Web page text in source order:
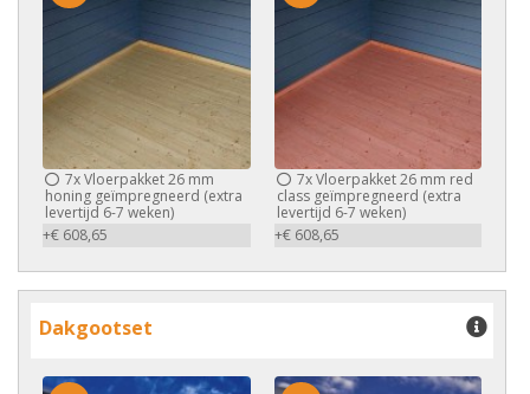
7xVloerpakket 26 mm
honing geïmpregneerd (extra
levertijd 6-7 weken)
+€ 608,65
7xVloerpakket 26 mm red
class geïmpregneerd (extra
levertijd 6-7 weken)
+€ 608,65
Dakgootset